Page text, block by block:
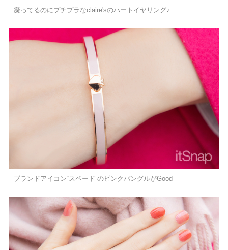
凝ってるのにプチプラなclaire'sのハートイヤリング♪
ブランドアイコン“スペード”のピンクバングルがGood